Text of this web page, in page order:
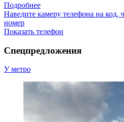
Подробнее
Наведите камеру телефона на код,
номер
Показать телефон
Спецпредложения
У метро